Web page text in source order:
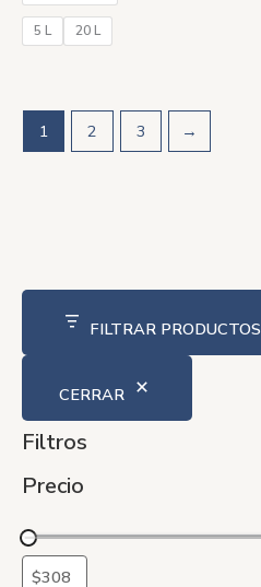
FILTRAR PRODUCTOS
CERRAR
Filtros
Precio
5 L 20 L
1 2 3 →